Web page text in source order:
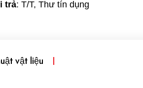
trả: T/T, Thư tín dụng
vật liệu